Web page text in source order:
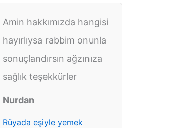
Amin hakkımızda hangisi
hayırlıysa rabbim onunla
sonuçlandırsın ağzınıza
sağlık teşekkürler
Nurdan
Rüyada eşiyle yemek